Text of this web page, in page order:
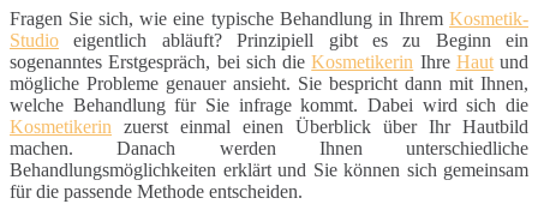
Fragen Sie sich, wie eine typische Behandlung in Ihrem Kosmetik-
Studio eigentlich abläuft? Prinzipiell gibt es zu Beginn ein
sogenanntes Erstgespräch, bei sich dieKosmetikerin Ihre Hautund
mögliche Probleme genauer ansieht. Sie bespricht dann mit Ihnen,
welche Behandlung für Sie infrage kommt. Dabei wird sich die
Kosmetikerin zuerst einmal einen Überblick über Ihr Hautbild
machen. Danach werden Ihnen unterschiedliche
Behandlungsmöglichkeiten erklärt und Sie können sich gemeinsam
für die passende Methode entscheiden.